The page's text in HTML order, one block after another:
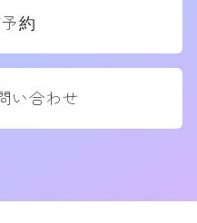
約
い合わせ